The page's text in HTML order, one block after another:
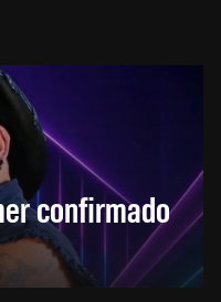
confirmado